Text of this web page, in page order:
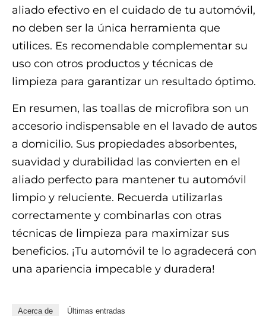
aliado efectivo en el cuidado de tu automóvil,
no deben ser la única herramienta que
utilices. Es recomendable complementar su
uso con otros productos y técnicas de
limpieza para garantizar un resultado óptimo.
En resumen, las toallas de microfibra son un
accesorio indispensable en el lavado de autos
a domicilio. Sus propiedades absorbentes,
suavidad y durabilidad las convierten en el
aliado perfecto para mantener tu automóvil
limpio y reluciente. Recuerda utilizarlas
correctamente y combinarlas con otras
técnicas de limpieza para maximizar sus
beneficios. ¡Tu automóvil te lo agradecerá con
una apariencia impecable y duradera!
Acerca de Últimas entradas